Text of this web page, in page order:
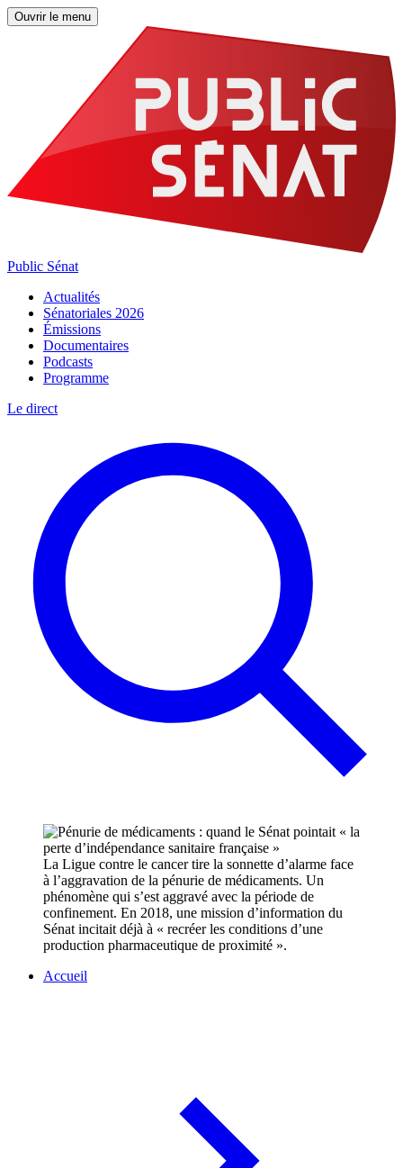
Ouvrir le menu
Public Sénat
Actualités
Sénatoriales 2026
Émissions
Documentaires
Podcasts
Programme
Le direct
La Ligue contre le cancer tire la sonnette d’alarme face
à l’aggravation de la pénurie de médicaments. Un
phénomène qui s’est aggravé avec la période de
confinement. En 2018, une mission d’information du
Sénat incitait déjà à « recréer les conditions d’une
production pharmaceutique de proximité ».
Accueil